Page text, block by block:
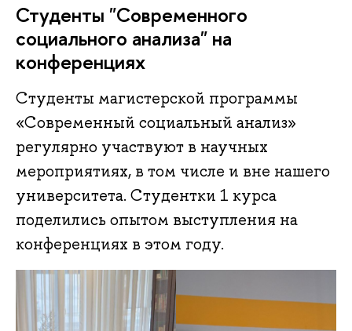
Студенты "Современного
социального анализа" на
конференциях
Студенты магистерской программы
«Современный социальный анализ»
регулярно участвуют в научных
мероприятиях, в том числе и вне нашего
университета. Студентки 1 курса
поделились опытом выступления на
конференциях в этом году.